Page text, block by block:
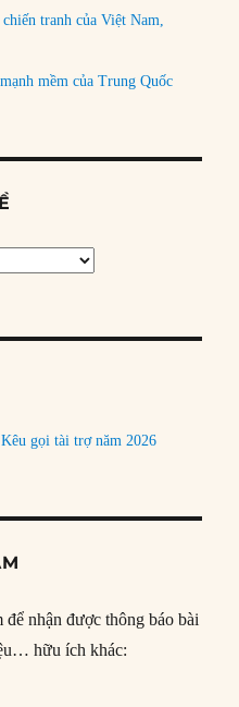
tranh của Việt Nam,
mềm của Trung Quốc
gọi tài trợ năm 2026
nhận được thông báo bài
hữu ích khác: